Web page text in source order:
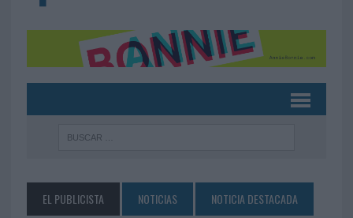
EL PUBLICISTA NOTICIAS NOTICIA DESTACADA